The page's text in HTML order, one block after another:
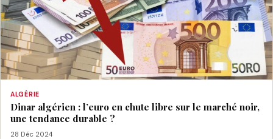
ALGÉRIE
Dinar algérien : l’euro en chute libre sur le marché noir,
une tendance durable ?
28 Déc 2024